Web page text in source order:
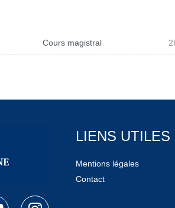
Cours magistral
LIENS UTILES
Mentions légales
Contact